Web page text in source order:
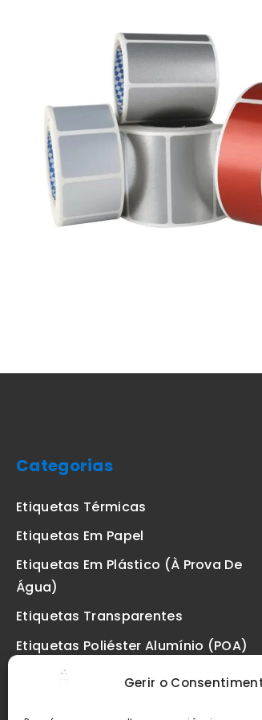
Gerir o
Categorias
Etiquetas Térmicas
Etiquetas Em Papel
Etiquetas Em Plástico (à Prova De
Água)
Etiquetas Transparentes
Etiquetas Poliéster Alumínio (POA)
Etiquetas De Segurança VOID